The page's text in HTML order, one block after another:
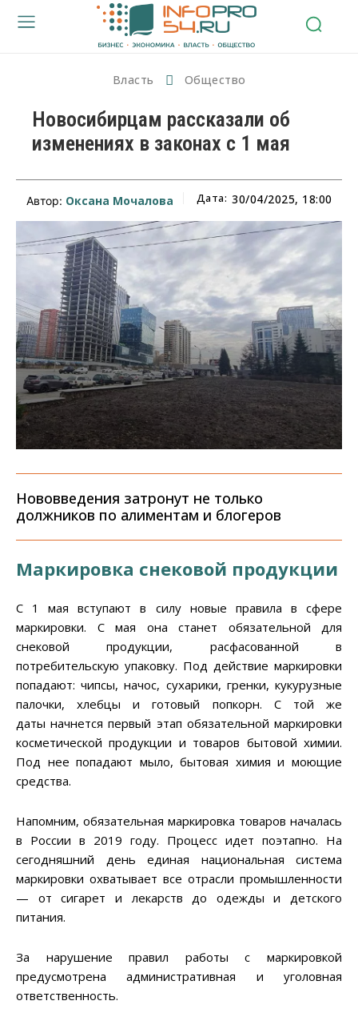
Власть Общество
Новосибирцам рассказали об
изменениях в законах с 1 мая
Автор: Оксана Мочалова Дата: 30/04/2025, 18:00
Нововведения затронут не только
должников по алиментам и блогеров
Маркировка снековой продукции
С 1 мая вступают в силу новые правила в сфере
маркировки. С мая она станет обязательной для
снековой продукции, расфасованной в
потребительскую упаковку. Под действие маркировки
попадают: чипсы, начос, сухарики, гренки, кукурузные
палочки, хлебцы и готовый попкорн. С той же
даты начнется первый этап обязательной маркировки
косметической продукции и товаров бытовой химии.
Под нее попадают мыло, бытовая химия и моющие
средства.
Напомним, обязательная маркировка товаров началась
в России в 2019 году. Процесс идет поэтапно. На
сегодняшний день единая национальная система
маркировки охватывает все отрасли промышленности
— от сигарет и лекарств до одежды и детского
питания.
За нарушение правил работы с маркировкой
предусмотрена административная и уголовная
ответственность.